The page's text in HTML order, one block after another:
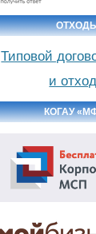
Типовой
и
КОГАУ